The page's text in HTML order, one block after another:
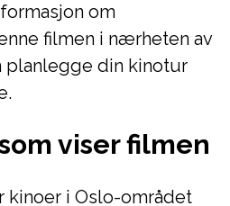
om
filmen i nærheten av
planlegge din kinotur
viser filmen
kinoer i Oslo-området